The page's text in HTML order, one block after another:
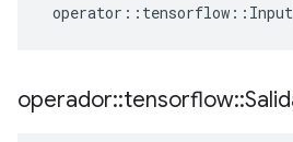
operator :: tensorflow :: Input
operador::tensorflow::